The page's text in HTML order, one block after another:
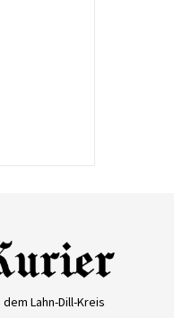
Lahn-Dill-Kreis